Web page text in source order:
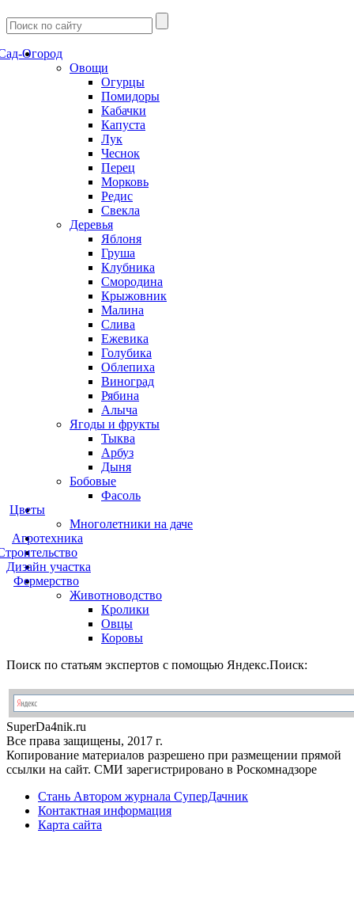
Огород
Овощи
Огурцы
Помидоры
Кабачки
Капуста
Лук
Чеснок
Перец
Морковь
Редис
Свекла
Деревья
Яблоня
Груша
Клубника
Смородина
Крыжовник
Малина
Слива
Ежевика
Голубика
Облепиха
Виноград
Рябина
Алыча
Ягоды и фрукты
Тыква
Арбуз
Дыня
Бобовые
Фасоль
Цветы
Многолетники на даче
Агротехника
Дизайн участка
Фермерство
Животноводство
Кролики
Овцы
Коровы
Поиск по статьям экспертов с помощью Яндекс.Поиск:
SuperDa4nik.ru
Все права защищены, 2017 г.
Копирование материалов разрешено при размещении прямой
ссылки на сайт. СМИ зарегистрировано в Роскомнадзоре
Стань Автором журнала СуперДачник
Контактная информация
Карта сайта